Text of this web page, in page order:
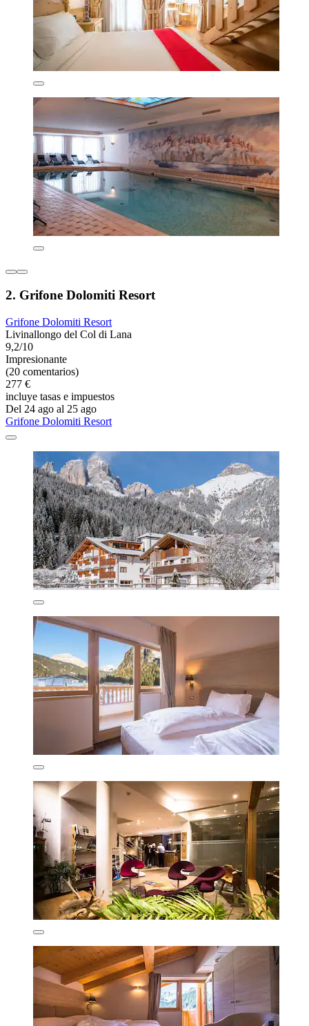
2. Grifone Dolomiti Resort
Grifone Dolomiti Resort
Livinallongo del Col di Lana
9,2/10
Impresionante
(20 comentarios)
277 €
incluye tasas e impuestos
Del 24 ago al 25 ago
Grifone Dolomiti Resort